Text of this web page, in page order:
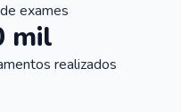
exames
mil
realizados